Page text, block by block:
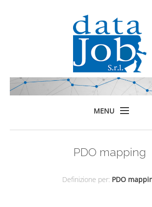
MENU
PDO mapping
Definizione per: PDO